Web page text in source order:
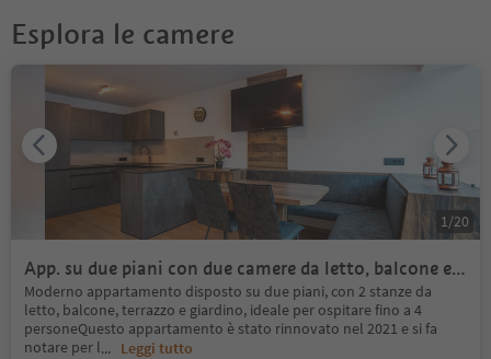
Esplora le camere
App. su due piani con due camere da letto, balcone e
giardino
Moderno appartamento disposto su due piani, con 2 stanze da
letto, balcone, terrazzo e giardino, ideale per ospitare fino a 4
personeQuesto appartamento è stato rinnovato nel 2021 e si fa
notare per l... Leggi tutto
1/20